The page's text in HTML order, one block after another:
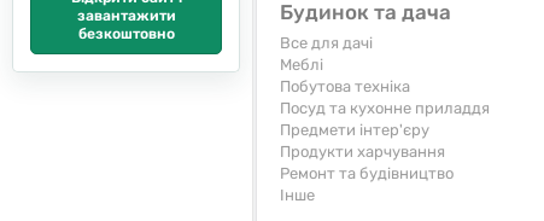
завантажити
безкоштовно
Будинок та дача
Все для дачі
Меблі
Побутова техніка
Посуд та кухонне приладдя
Предмети інтер'єру
Продукти харчування
Ремонт та будівництво
Iнше